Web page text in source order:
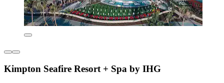
Kimpton Seafire Resort + Spa by IHG